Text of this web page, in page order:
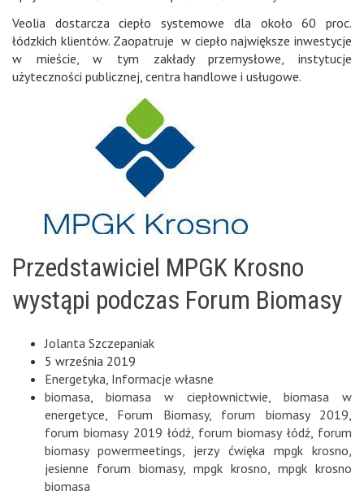
Veolia dostarcza ciepło systemowe dla około 60 proc.
łódzkich klientów. Zaopatruje w ciepło największe inwestycje
w mieście, w tym zakłady przemysłowe, instytucje
użyteczności publicznej, centra handlowe i usługowe.
Przedstawiciel MPGK Krosno
wystąpi podczas Forum Biomasy
Jolanta Szczepaniak
5 września 2019
Energetyka Informacje własne
biomasa
biomasa w ciepłownictwie
biomasa w
energetyce
Forum Biomasy, forum biomasy 2019
forum biomasy 2019 łódź, forum biomasy łódź, forum
biomasy powermeetings
jerzy ćwięka mpgk krosno
jesienne forum biomasy, mpgk krosno
mpgk krosno
biomasa